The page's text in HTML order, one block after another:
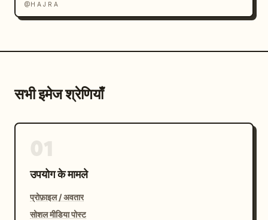
@H A J R A
सभी इमेज श्रेणियाँ
उपयोग के मामले
प्रोफ़ाइल / अवतार
सोशल मीडिया पोस्ट